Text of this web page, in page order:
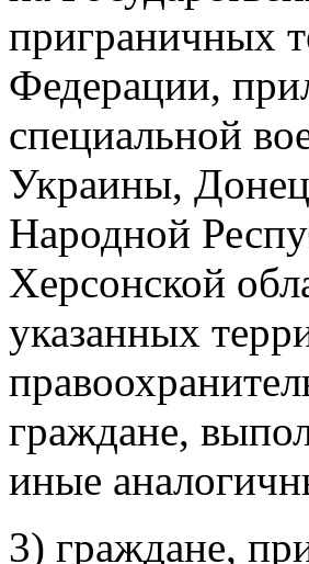
приграничных
Федерации,
специальной
Украины,
Народной
Херсонской
указанных
граждане,
иные
3) граждане,